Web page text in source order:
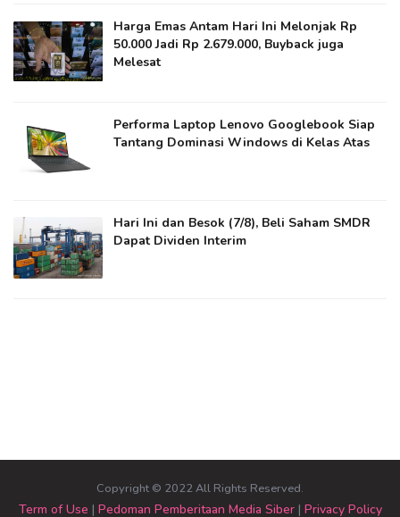
Harga Emas Antam Hari Ini Melonjak Rp
50.000 Jadi Rp 2.679.000, Buyback juga
Melesat
Performa Laptop Lenovo Googlebook Siap
Tantang Dominasi Windows di Kelas Atas
Hari Ini dan Besok (7/8), Beli Saham SMDR
Dapat Dividen Interim
Copyright © 2022 All Rights Reserved.
Term of Use | Pedoman Pemberitaan Media Siber| Privacy Policy